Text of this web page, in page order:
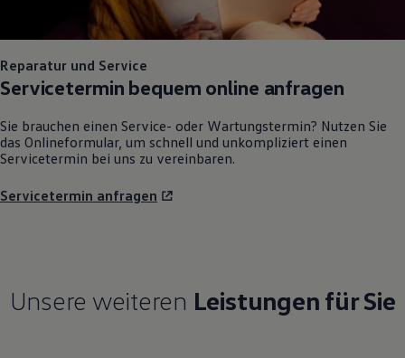
Reparatur und Service
Servicetermin bequem online anfragen
Sie brauchen einen Service- oder Wartungstermin? Nutzen Sie
das Onlineformular, um schnell und unkompliziert einen
Servicetermin bei uns zu vereinbaren.
Servicetermin anfragen
Unsere weiteren Leistungen für Sie